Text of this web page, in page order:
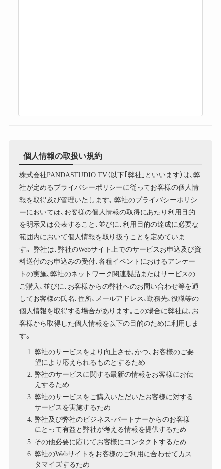
個人情報の取扱い規約
株式会社PANDASTUDIO.TV（以下｢弊社｣といいます）は､弊
社が定めるプライバシーポリシーに従ってお客様の個人情
報を取得及び管理いたします｡ 弊社のプライバシーポリシ
ーにおいては､お客様の個人情報の取得にあたり利用目的
を明示又は公表すること､並びに､利用目的の達成に必要な
範囲内において個人情報を取り扱うことを定めていま
す。 弊社は､弊社のWebサイト上でのサービスお申込及び資
料送付のお申込みの受付､各種イベントにおけるアンケー
トの実施､弊社のネットワーク関連製品またはサービスの
ご購入､並びに､お客様からの弊社へのお問い合わせ等を通
してお客様の氏名､住所､メールアドレス､勤務先､役職等の
個人情報を取得する場合があります｡この場合に弊社は､お
客様から取得した個人情報を以下の目的のために利用しま
す。
弊社のサービスをより向上させ､かつ、お客様のご要
望により応えられるものとするため
弊社のサービスに関する最新の情報をお客様にお伝
えするため
弊社のサービスをご購入いただいたお客様に対する
サービスを実施するため
弊社及び弊社のビジネス･パートナーからのお客様
にとって有益と弊社が考える情報を提供するため
その他必要に応じてお客様にコンタクトするため
弊社のWebサイトをお客様のご利用に合わせてカス
タマイズするため